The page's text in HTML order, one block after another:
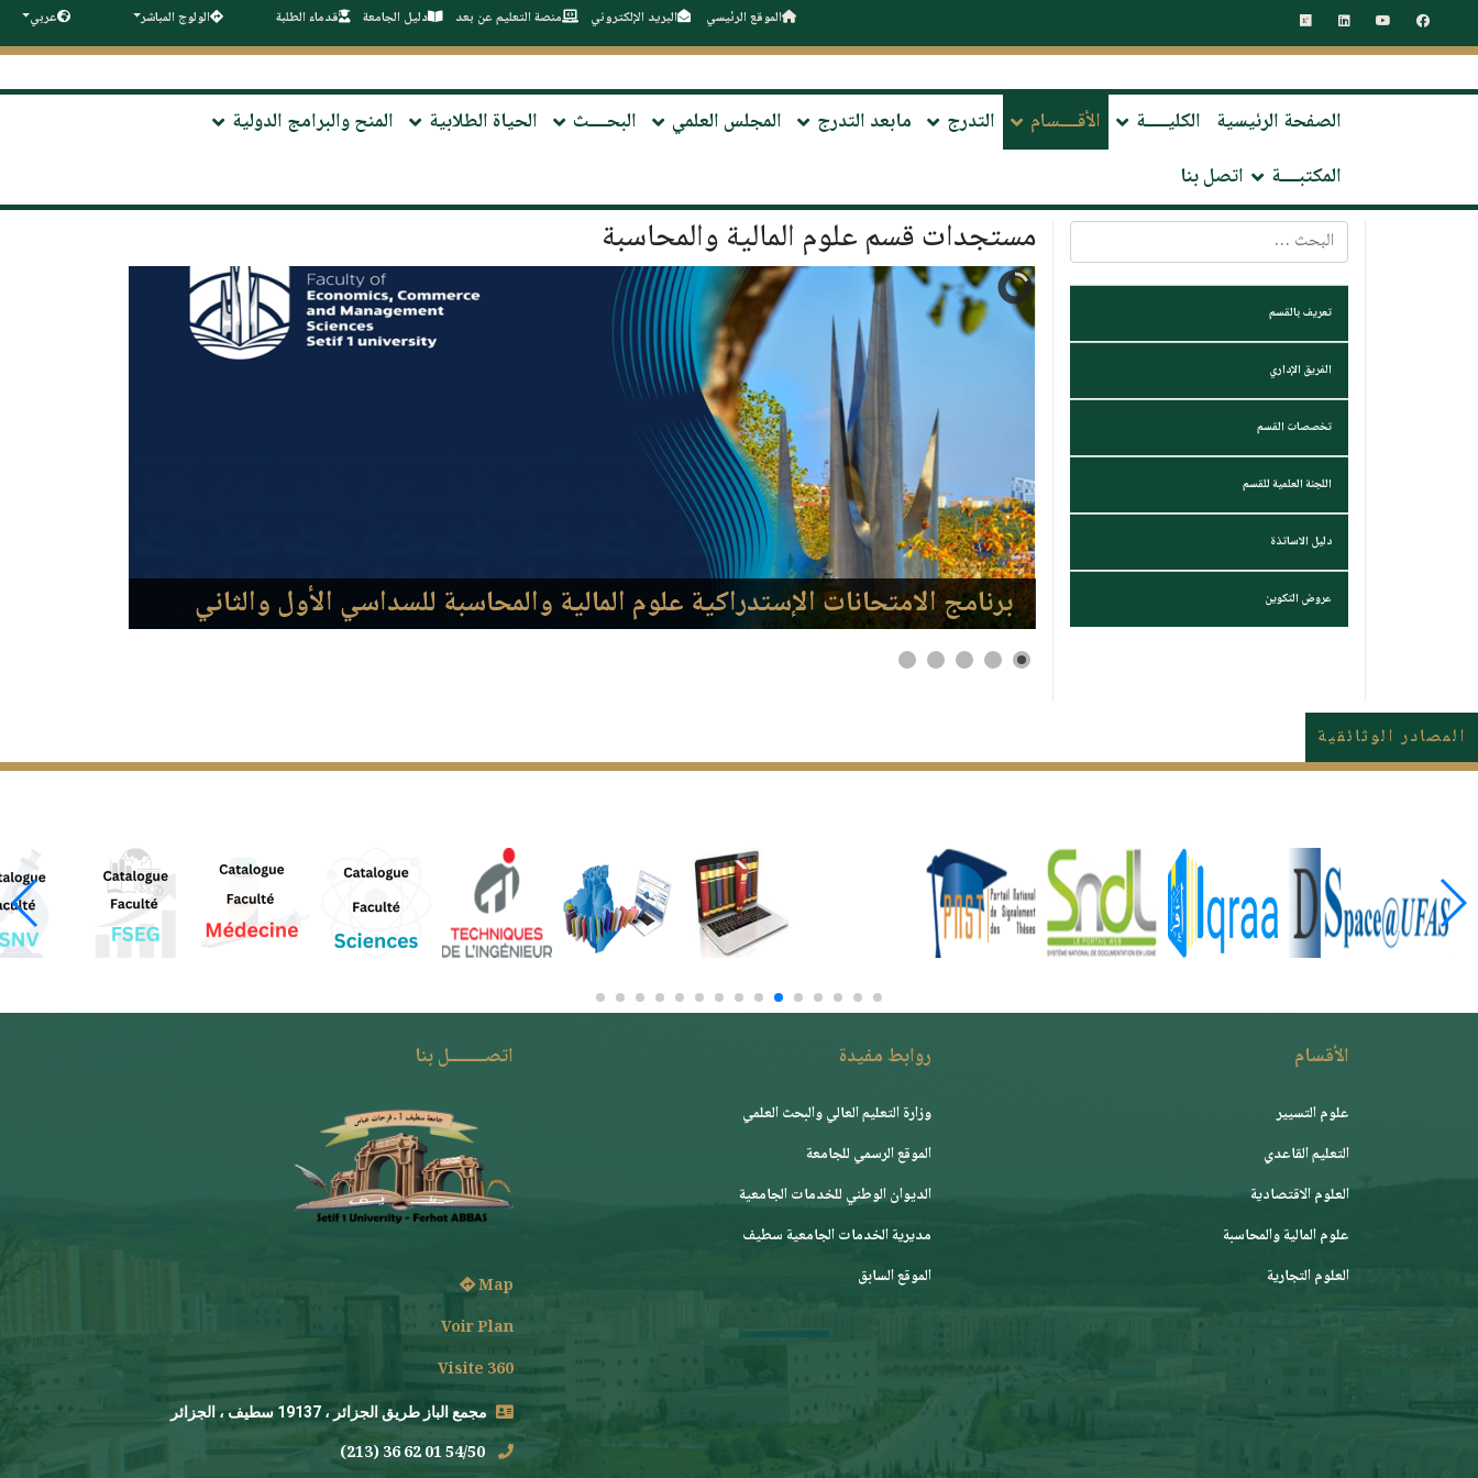
الموقع الرئيسي البريد الإلكتروني منصة التعليم عن بعد دليل الجامعة قدماء الطلبة الولوج المباشر عربي
الصفحة الرئيسية الكليـــــة الأقــــسام التدرج مابعد التدرج المجلس العلمي البحــــث الحياة الطلابية
المنح والبرامج الدولية
المكتبــــة
اتصل بنا
البحث
تعريف بالقسم
الفريق الإداري
تخصصات القسم
اللجنة العلمية للقسم
دليل الاساتذة
عروض التكوين
مستجدات قسم علوم المالية والمحاسبة
برنامج الامتحانات الإستدراكية علوم المالية والمحاسبة للسداسي الأول والثاني
المصادر الوثائقية
الأقسام
علوم التسيير
التعليم القاعدي
العلوم الاقتصادية
علوم المالية والمحاسبة
العلوم التجارية
روابط مفيدة
وزارة التعليم العالي والبحث العلمي
الموقع الرسمي للجامعة
ﺍﻟﺪﻳﻮﺍﻥ ﺍﻟﻮﻃﻨﻲ ﻟﻠﺨﺪﻣﺎﺕ ﺍﻟﺠﺎﻣﻌﻴﺔ
مديرية الخدمات الجامعية سطيف
الموقع السابق
اتصــــــــل بنا
Map
Voir Plan
Visite 360
مجمع الباز طريق الجزائر ، 19137 سطيف ، الجزائر
(213) 36 62 01 54/50